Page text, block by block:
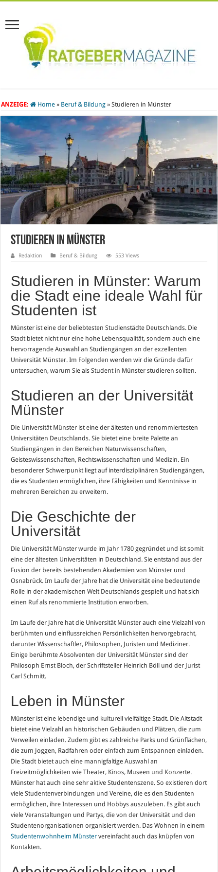
ANZEIGE: Home » Beruf & Bildung » Studieren in Münster
Studieren in Münster
Redaktion Beruf & Bildung 553 Views
Studieren in Münster: Warum
die Stadt eine ideale Wahl für
Studenten ist
Münster ist eine der beliebtesten Studienstädte Deutschlands. Die
Stadt bietet nicht nur eine hohe Lebensqualität, sondern auch eine
hervorragende Auswahl an Studiengängen an der exzellenten
Universität Münster. Im Folgenden werden wir die Gründe dafür
untersuchen, warum Sie als Student in Münster studieren sollten.
Studieren an der Universität
Münster
Die Universität Münster ist eine der ältesten und renommiertesten
Universitäten Deutschlands. Sie bietet eine breite Palette an
Studiengängen in den Bereichen Naturwissenschaften,
Geisteswissenschaften, Rechtswissenschaften und Medizin. Ein
besonderer Schwerpunkt liegt auf interdisziplinären Studiengängen,
die es Studenten ermöglichen, ihre Fähigkeiten und Kenntnisse in
mehreren Bereichen zu erweitern.
Die Geschichte der
Universität
Die Universität Münster wurde im Jahr 1780 gegründet und ist somit
eine der ältesten Universitäten in Deutschland. Sie entstand aus der
Fusion der bereits bestehenden Akademien von Münster und
Osnabrück. Im Laufe der Jahre hat die Universität eine bedeutende
Rolle in der akademischen Welt Deutschlands gespielt und hat sich
einen Ruf als renommierte Institution erworben.
Im Laufe der Jahre hat die Universität Münster auch eine Vielzahl von
berühmten und einflussreichen Persönlichkeiten hervorgebracht,
darunter Wissenschaftler, Philosophen, Juristen und Mediziner.
Einige berühmte Absolventen der Universität Münster sind der
Philosoph Ernst Bloch, der Schriftsteller Heinrich Böll und der Jurist
Carl Schmitt.
Leben in Münster
Münster ist eine lebendige und kulturell vielfältige Stadt. Die Altstadt
bietet eine Vielzahl an historischen Gebäuden und Plätzen, die zum
Verweilen einladen. Zudem gibt es zahlreiche Parks und Grünflächen,
die zum Joggen, Radfahren oder einfach zum Entspannen einladen.
Die Stadt bietet auch eine mannigfaltige Auswahl an
Freizeitmöglichkeiten wie Theater, Kinos, Museen und Konzerte.
Münster hat auch eine sehr aktive Studentenszene. So existieren dort
viele Studentenverbindungen und Vereine, die es den Studenten
ermöglichen, ihre Interessen und Hobbys auszuleben. Es gibt auch
viele Veranstaltungen und Partys, die von der Universität und den
Studentenorganisationen organisiert werden. Das Wohnen in einem
Studentenwohnheim Münster vereinfacht auch das knüpfen von
Kontakten.